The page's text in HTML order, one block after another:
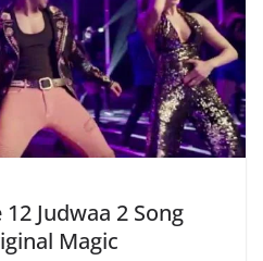
Judwaa 2 Song
Magic